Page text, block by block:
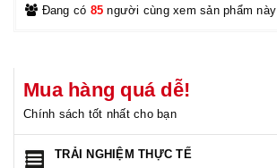
Đang có 85 người cùng xem sản phẩm này
Mua hàng quá dễ!
Chính sách tốt nhất cho bạn
TRẢI NGHIỆM THỰC TẾ